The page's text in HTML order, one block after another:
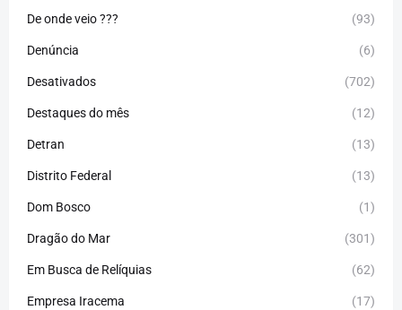
De onde veio ??? (93)
Denúncia (6)
Desativados (702)
Destaques do mês (12)
Detran (13)
Distrito Federal (13)
Dom Bosco (1)
Dragão do Mar (301)
Em Busca de Relíquias (62)
Empresa Iracema (17)